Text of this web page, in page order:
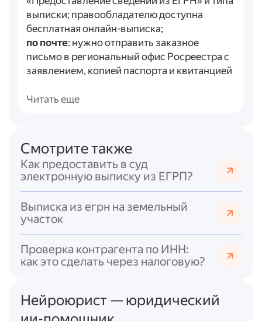
выписки; правообладателю доступна
бесплатная онлайн-выписка;
по почте: нужно отправить заказное
письмо в региональный офис Росреестра с
заявлением, копией паспорта и квитанцией
с выездным обслуживанием
документ на месте.
Сроки предоставления выписки — не более
трёх рабочих дней с момента получения
запроса Росреестром.
Стоимость услуги зависит от:
бумажный);
- категории заявителя (физическое или
Круг лиц, имеющих право на получение
сведений из ЕГРН, ограничен законом. Так,
Читать еще
Смотрите также
Как предоставить в суд
электронную выписку из ЕГРП?
Выписка из егрн на земельный
участок
Проверка контрагента по ИНН:
как это сделать через налоговую?
Нейроюрист — юридический